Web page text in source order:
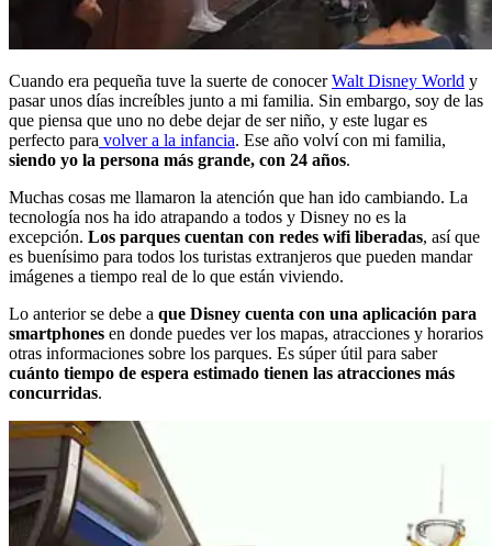
Cuando era pequeña tuve la suerte de conocerWalt Disney World y
pasar unos días increíbles junto a mi familia. Sin embargo, soy de las
que piensa que uno no debe dejar de ser niño, y este lugar es
perfecto para volver a la infancia. Ese año volví con mi familia,
siendo yo la persona más grande, con 24 años.
Muchas cosas me llamaron la atención que han ido cambiando. La
tecnología nos ha ido atrapando a todos y Disney no es la
excepción. Los parques cuentan con redes wifi liberadas, así que
es buenísimo para todos los turistas extranjeros que pueden mandar
imágenes a tiempo real de lo que están viviendo.
Lo anterior se debe a que Disney cuenta con una aplicación para
smartphones en donde puedes ver los mapas, atracciones y horarios
otras informaciones sobre los parques. Es súper útil para saber
cuánto tiempo de espera estimado tienen las atracciones más
concurridas.